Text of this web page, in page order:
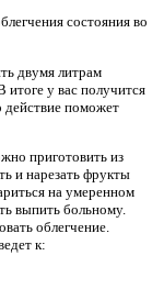
состояния во
двумя литрам
у вас получится
поможет
приготовить из
и нарезать фрукты
на умеренном
выпить больному.
облегчение.
к: